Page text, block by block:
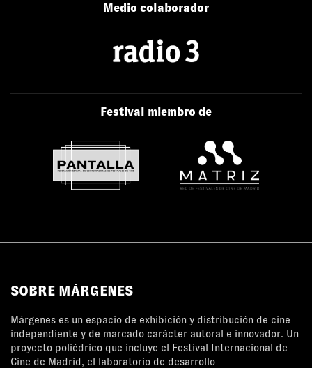
Medio colaborador
Festival miembro de
SOBRE MÁRGENES
Márgenes es un espacio de exhibición y distribución de cine
independiente y de marcado carácter autoral e innovador. Un
proyecto poliédrico que incluye el Festival Internacional de
Cine de Madrid, el laboratorio de desarrollo